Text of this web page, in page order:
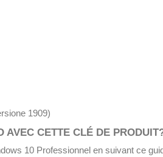
1909)
AVEC CETTE CLÉ DE
10 Professionnel en suivant ce